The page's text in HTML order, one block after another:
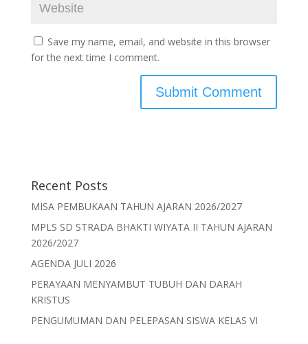
Save my name, email, and website in this browser
for the next time I comment.
Recent Posts
MISA PEMBUKAAN TAHUN AJARAN 2026/2027
MPLS SD STRADA BHAKTI WIYATA II TAHUN AJARAN
2026/2027
AGENDA JULI 2026
PERAYAAN MENYAMBUT TUBUH DAN DARAH
KRISTUS
PENGUMUMAN DAN PELEPASAN SISWA KELAS VI